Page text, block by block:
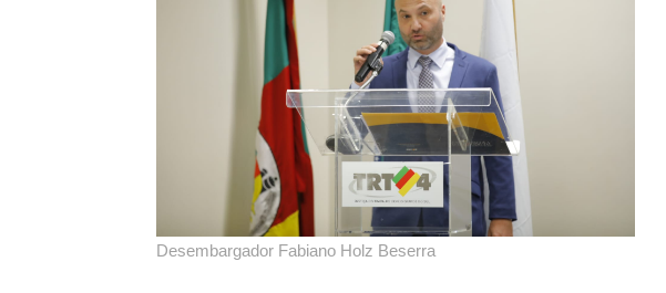
Desembargador Fabiano Holz Beserra